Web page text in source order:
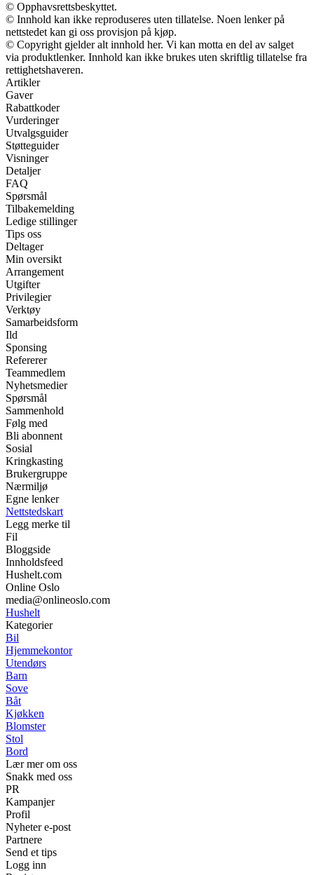
© Opphavsrettsbeskyttet.
© Innhold kan ikke reproduseres uten tillatelse. Noen lenker på
nettstedet kan gi oss provisjon på kjøp.
© Copyright gjelder alt innhold her. Vi kan motta en del av salget
via produktlenker. Innhold kan ikke brukes uten skriftlig tillatelse fra
rettighetshaveren.
Artikler
Gaver
Rabattkoder
Vurderinger
Utvalgsguider
Støtteguider
Visninger
Detaljer
FAQ
Spørsmål
Tilbakemelding
Ledige stillinger
Tips oss
Deltager
Min oversikt
Arrangement
Utgifter
Privilegier
Verktøy
Samarbeidsform
Ild
Sponsing
Refererer
Teammedlem
Nyhetsmedier
Spørsmål
Sammenhold
Følg med
Bli abonnent
Sosial
Kringkasting
Brukergruppe
Nærmiljø
Egne lenker
Nettstedskart
Legg merke til
Fil
Bloggside
Innholdsfeed
Hushelt.com
Online Oslo
media@onlineoslo.com
Hushelt
Kategorier
Bil
Hjemmekontor
Utendørs
Barn
Sove
Båt
Kjøkken
Blomster
Stol
Bord
Lær mer om oss
Snakk med oss
PR
Kampanjer
Profil
Nyheter e-post
Partnere
Send et tips
Logg inn